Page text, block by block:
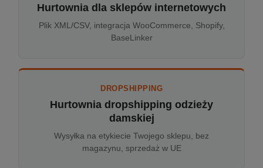
Hurtownia dla sklepów internetowych
Plik XML/CSV, integracja WooCommerce, Shopify,
BaseLinker
DROPSHIPPING
Hurtownia dropshipping odzieży
damskiej
Wysyłka na etykiecie Twojego sklepu, bez
magazynu, sprzedaż w UE